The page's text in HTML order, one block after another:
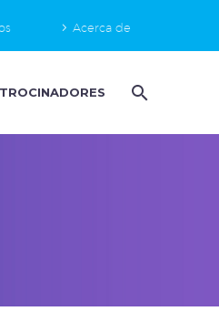
Acerca de